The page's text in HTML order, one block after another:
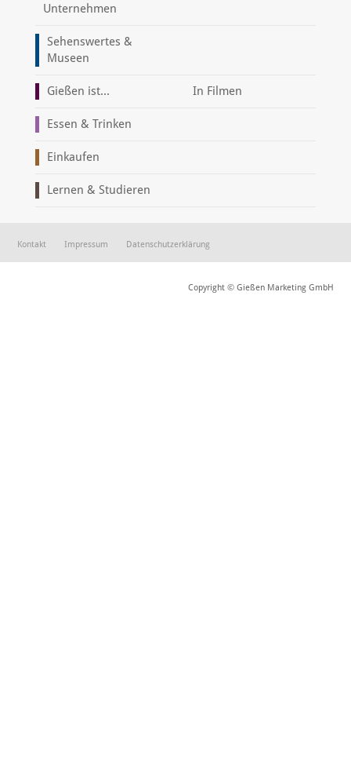
Unternehmen
Sehenswertes &
Museen
Gießen ist... In Filmen
Essen & Trinken
Einkaufen
Lernen & Studieren
Kontakt Impressum Datenschutzerklärung
Copyright © Gießen Marketing GmbH